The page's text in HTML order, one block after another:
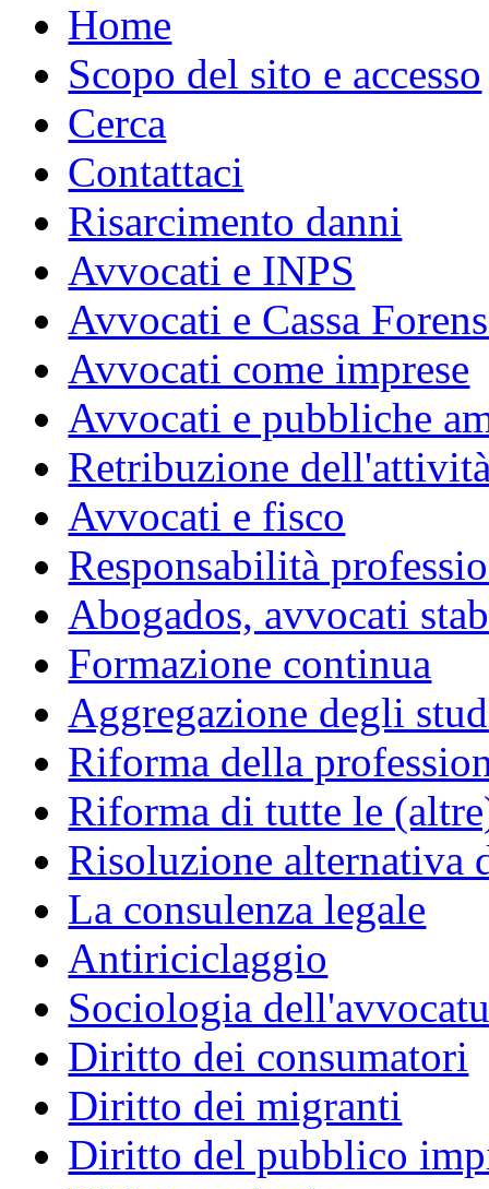
Home
Scopo del sito e accesso
Cerca
Contattaci
Risarcimento danni
Avvocati e INPS
Avvocati e Cassa
Avvocati come imprese
Avvocati e pubbliche
Retribuzione
Avvocati e fisco
Responsabilità
Abogados, avvocati
Formazione continua
Aggregazione degli
Riforma della
Riforma di tutte le
Risoluzione alternativa
La consulenza legale
Antiriciclaggio
Sociologia
Diritto dei consumatori
Diritto dei migranti
Diritto del pubblico